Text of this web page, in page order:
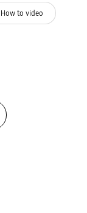
How to video